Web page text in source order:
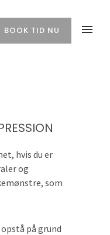
BOOK TID NU
hvis du er
og
som
på grund